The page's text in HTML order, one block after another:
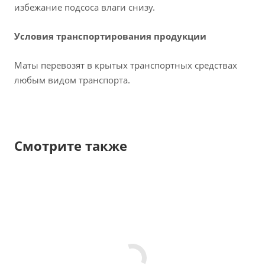
избежание подсоса влаги снизу.
Условия транспортирования продукции
Маты перевозят в крытых транспортных средствах
любым видом транспорта.
Смотрите также